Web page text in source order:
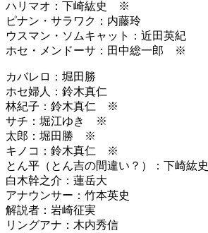
ハリマオ：下崎紘史 ※
ピナン・サラワク：内藤玲
ウスマン・ソムキャット：近田英紀
ホセ・メンドーサ：田中総一郎 ※
カバレロ：堀田勝
ホセ婦人：鈴木真仁
林紀子：鈴木真仁 ※
サチ：堀江ゆき ※
太郎：堀田勝 ※
キノコ：鈴木真仁 ※
とん平（とん吉の間違い？）：下崎紘史
白木幹之介：蓮岳大
アナウンサー：竹本英史
解説者：岩崎征実
リングアナ：木内秀信